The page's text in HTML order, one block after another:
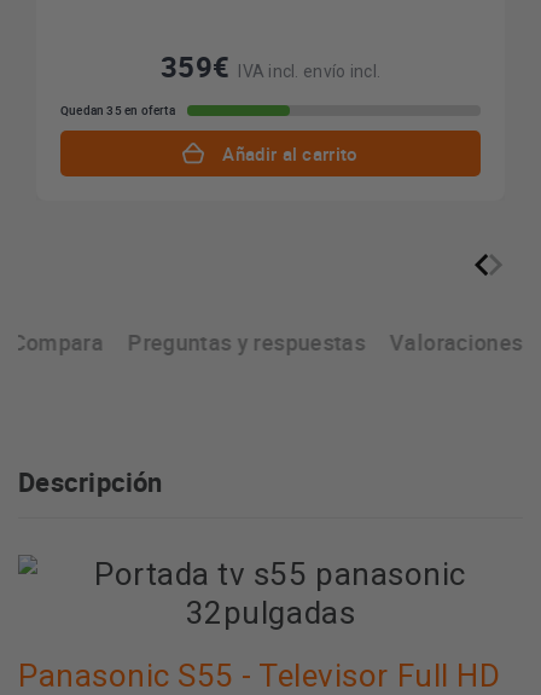
359€ IVA incl. envío incl.
Quedan 35 en oferta
Añadir al carrito
Compara Preguntas y respuestas Valoraciones
Descripción
Panasonic S55 - Televisor Full HD